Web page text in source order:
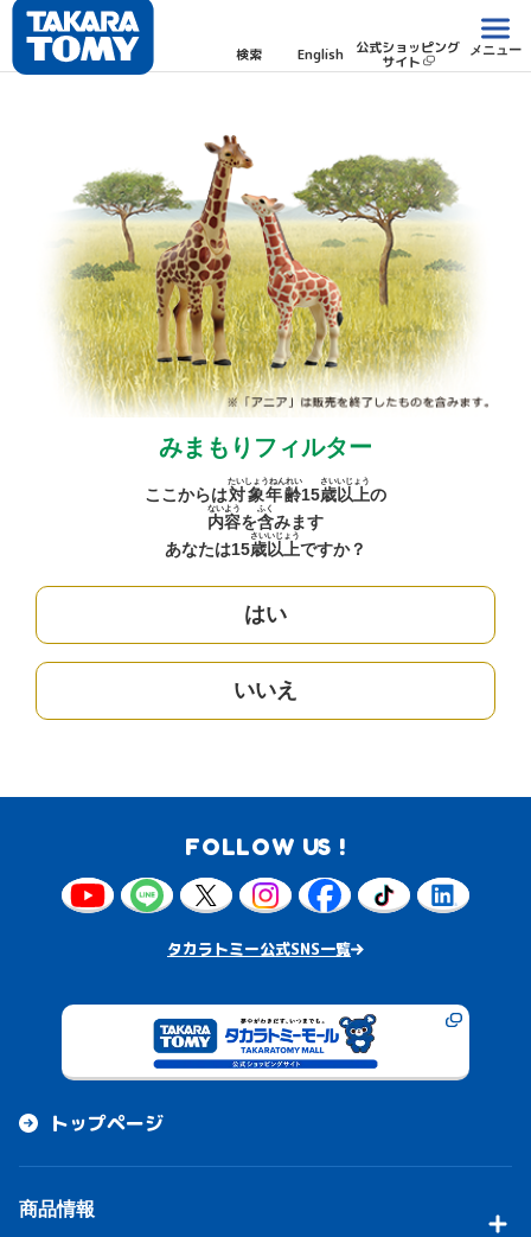
検索 English 公式ショッピング
サイト
メニュー
みまもりフィルター
ここからは対象年齢
たいしょうねんれい
15歳
さい
以上
いじょう
の
内容
ないよう
を含
ふく
みます
あなたは15歳
さい
以上
いじょう
ですか？
はい
いいえ
FOLLOW US !
タカラトミー公式SNS一覧
トップページ
商品情報